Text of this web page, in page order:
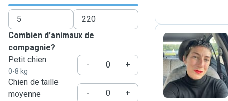
Combien d’animaux de
compagnie?
Petit chien
0-8 kg
-
+
Chien de taille
moyenne
- +
A